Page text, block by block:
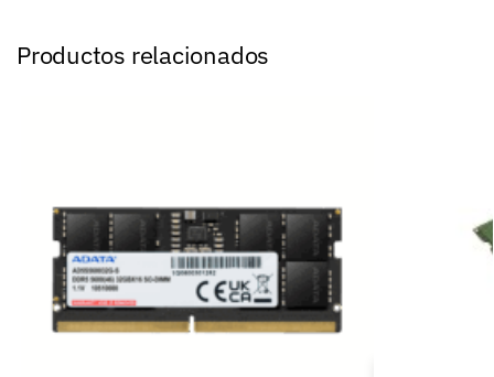
Productos relacionados